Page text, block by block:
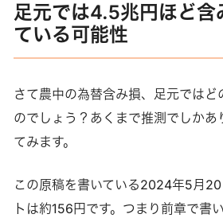
足元では4.5兆円ほど含
ている可能性
さて農中の為替含み損、足元ではど
のでしょう？あくまで推測でしかあ
てみます。
この原稿を書いている2024年5月
トは約156円です。つまり前章で書